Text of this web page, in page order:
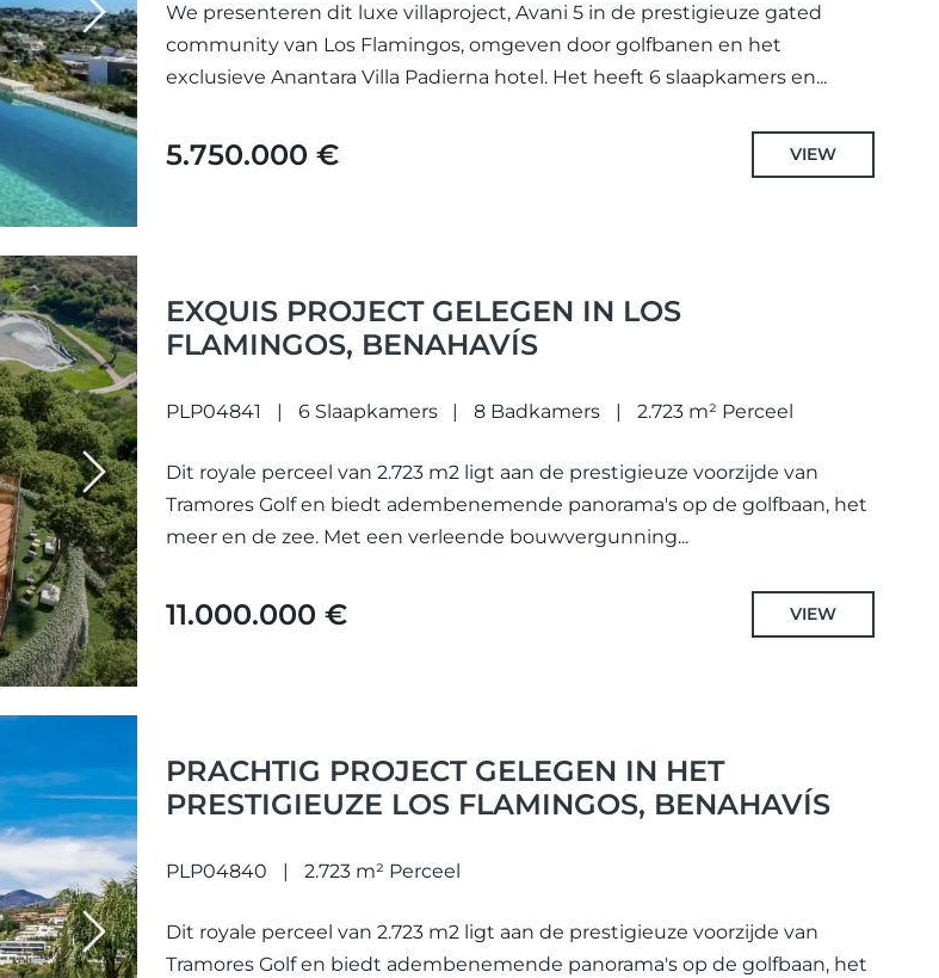
Next
We presenteren dit luxe villaproject, Avani 5 in de prestigieuze gated
community van Los Flamingos, omgeven door golfbanen en het
exclusieve Anantara Villa Padierna hotel. Het heeft 6 slaapkamers en...
5.750.000 € VIEW
Next
EXQUIS PROJECT GELEGEN IN LOS
FLAMINGOS, BENAHAVÍS
PLP04841 6 Slaapkamers 8 Badkamers 2.723 m² Perceel
Dit royale perceel van 2.723 m2 ligt aan de prestigieuze voorzijde van
Tramores Golf en biedt adembenemende panorama's op de golfbaan, het
meer en de zee. Met een verleende bouwvergunning...
11.000.000 € VIEW
Next
PRACHTIG PROJECT GELEGEN IN HET
PRESTIGIEUZE LOS FLAMINGOS, BENAHAVÍS
PLP04840 2.723 m² Perceel
Dit royale perceel van 2.723 m2 ligt aan de prestigieuze voorzijde van
Tramores Golf en biedt adembenemende panorama's op de golfbaan, het